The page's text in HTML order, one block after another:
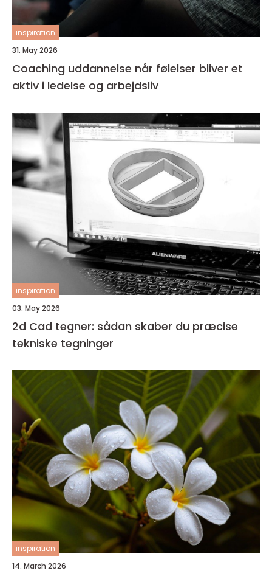
inspiration
31. May 2026
Coaching uddannelse når følelser bliver et
aktiv i ledelse og arbejdsliv
inspiration
03. May 2026
2d Cad tegner: sådan skaber du præcise
tekniske tegninger
inspiration
14. March 2026